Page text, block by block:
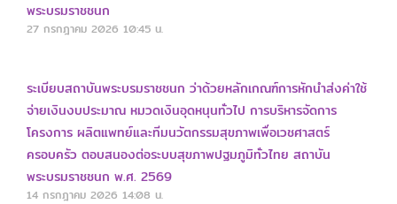
พระบรมราชชนก
27 กรกฎาคม 2026 10:45 น.
ระเบียบสถาบันพระบรมราชชนก ว่าด้วยหลักเกณฑ์การหักนำส่งค่าใช้
จ่ายเงินงบประมาณ หมวดเงินอุดหนุนทั่วไป การบริหารจัดการ
โครงการ ผลิตแพทย์และทีมนวัตกรรมสุขภาพเพื่อเวชศาสตร์
ครอบครัว ตอบสนองต่อระบบสุขภาพปฐมภูมิทั่วไทย สถาบัน
พระบรมราชชนก พ.ศ. 2569
14 กรกฎาคม 2026 14:08 น.